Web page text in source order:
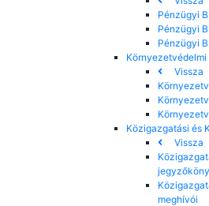
Pénzügyi
Pénzügyi
Pénzügyi
Vissza
Közigazgatási és
Vissza
meghívói